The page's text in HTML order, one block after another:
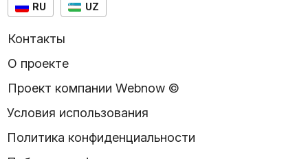
RU UZ
Контакты
О проекте
Проект компании Webnow ©
Условия использования
Политика конфиденциальности